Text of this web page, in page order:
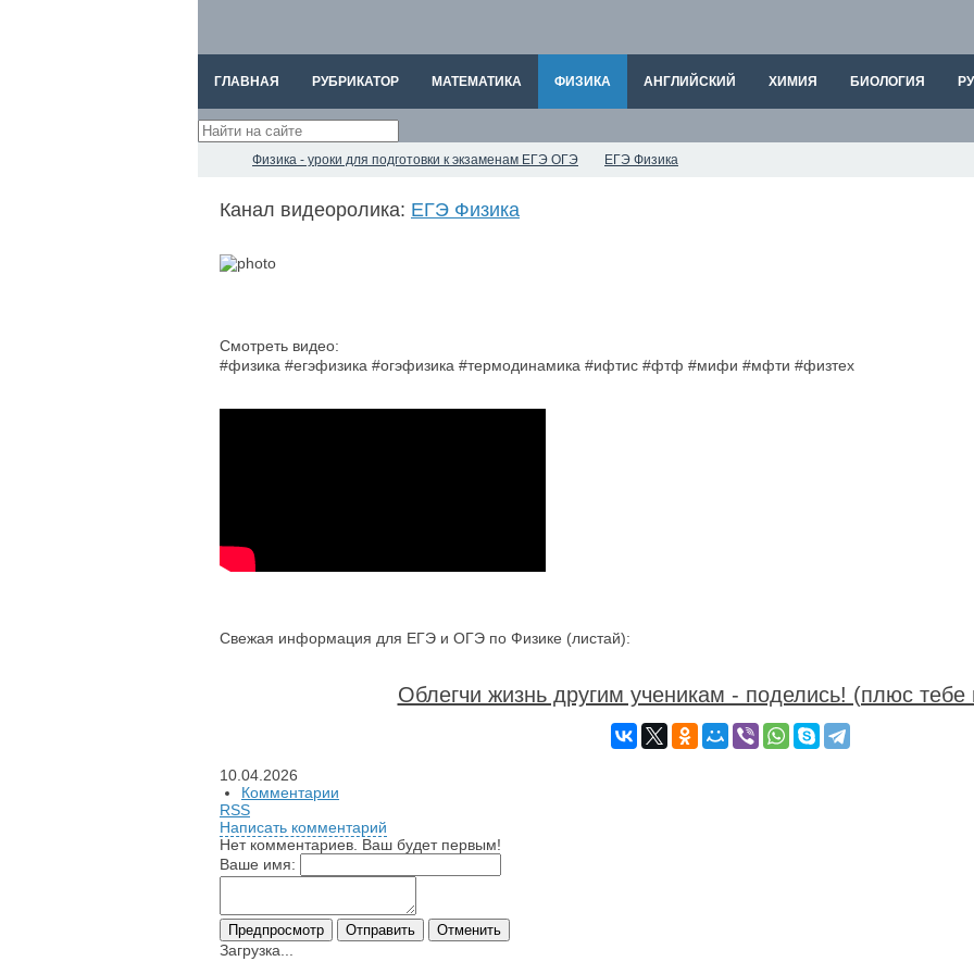
ГЛАВНАЯ РУБРИКАТОР МАТЕМАТИКА ФИЗИКА АНГЛИЙСКИЙ ХИМИЯ БИОЛОГИЯ
Физика - уроки для подготовки к экзаменам ЕГЭ ОГЭ ЕГЭ Физика
Канал видеоролика: ЕГЭ Физика
Смотреть видео:
#физика #егэфизика #огэфизика #термодинамика #ифтис #фтф #мифи #мфти #физтех
Свежая информация для ЕГЭ и ОГЭ по Физике (листай):
Облегчи жизнь другим ученикам - поделись! (плюс тебе
10.04.2026
Комментарии
RSS
Написать комментарий
Нет комментариев. Ваш будет первым!
Ваше имя:
Загрузка...